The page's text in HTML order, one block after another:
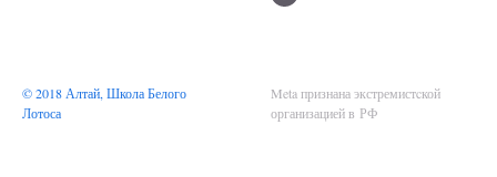
© 2018 Алтай, Школа Белого
Лотоса
Meta признана экстремистcкой
организацией в РФ